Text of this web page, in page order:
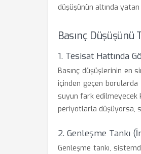
düşüşünün altında
Basınç
1. Tesisat Hattında
Basınç düşüşlerinin en
içinden geçen
suyun fark edilmeyecek
periyotlarla düşüyorsa,
2. Genleşme Tankı
Genleşme tankı,